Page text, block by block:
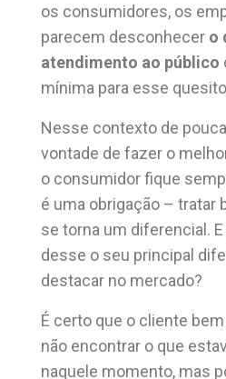
os consumidores, os
parecem desconhecer o
atendimento ao público
mínima para esse
Nesse contexto de
vontade de fazer o
o consumidor fique
é uma obrigação – tratar
se torna um diferencial.
desse o seu principal
destacar no mercado?
É certo que o cliente
não encontrar o que
naquele momento, mas